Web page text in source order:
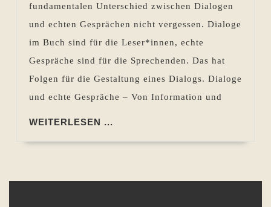
fundamentalen Unterschied zwischen Dialogen
und echten Gesprächen nicht vergessen. Dialoge
im Buch sind für die Leser*innen, echte
Gespräche sind für die Sprechenden. Das hat
Folgen für die Gestaltung eines Dialogs. Dialoge
und echte Gespräche – Von Information und
WEITERLESEN ...